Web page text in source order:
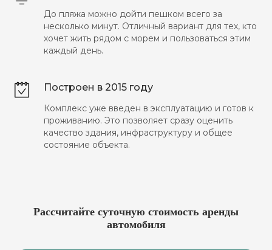
До пляжа можно дойти пешком всего за
несколько минут. Отличный вариант для тех, кто
хочет жить рядом с морем и пользоваться этим
каждый день.
Построен в 2015 году
Комплекс уже введен в эксплуатацию и готов к
проживанию. Это позволяет сразу оценить
качество здания, инфраструктуру и общее
состояние объекта.
Рассчитайте суточную стоимость аренды
автомобиля